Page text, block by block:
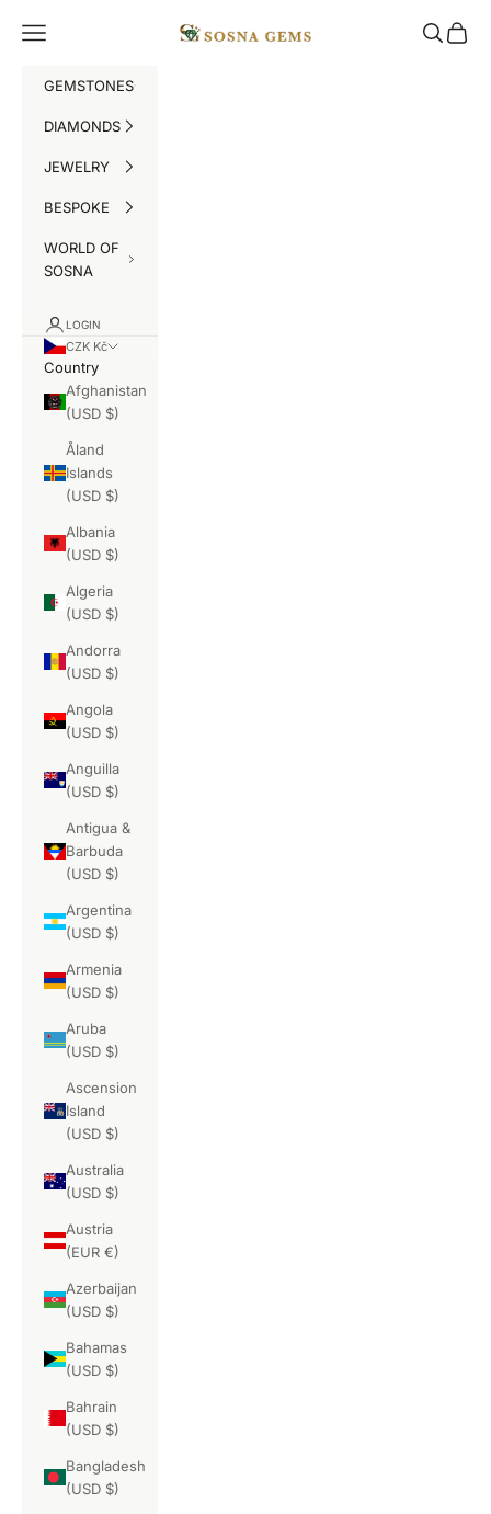
SOSNA Gems
Navigation menu Search
Cart
GEMSTONES
DIAMONDS
JEWELRY
BESPOKE
WORLD OF
SOSNA
LOGIN
CZK Kč
Country
Afghanistan
(USD $)
Åland
Islands
(USD $)
Albania
(USD $)
Algeria
(USD $)
Andorra
(USD $)
Angola
(USD $)
Anguilla
(USD $)
Antigua &
Barbuda
(USD $)
Argentina
(USD $)
Armenia
(USD $)
Aruba
(USD $)
Ascension
Island
(USD $)
Australia
(USD $)
Austria
(EUR €)
Azerbaijan
(USD $)
Bahamas
(USD $)
Bahrain
(USD $)
Bangladesh
(USD $)